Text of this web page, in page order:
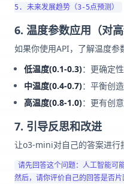
6. 温度参数应用（对高
如果你使用API，了解温度参
低温度(0.1-0.3)：更确定
中温度(0.4-0.7)：平衡创
高温度(0.8-1.0)：更有创
7. 引导反思和改进
让o3-mini对自己的答案进行
请先回答这个问题：人工智能可